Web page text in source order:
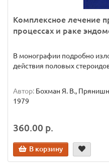
Комплексное лечение
процессах и раке
В монографии подробно
действия половых
Автор: Бохман Я. В.,
1979
360.00 р.
В корзину